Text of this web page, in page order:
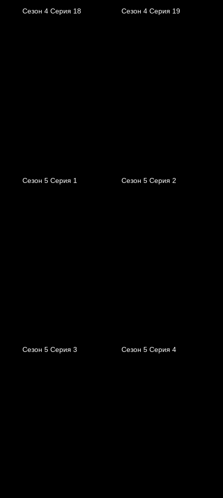
Сезон 4 Серия 18 Сезон 4 Серия 19
Сезон 5 Серия 1 Сезон 5 Серия 2
Сезон 5 Серия 3 Сезон 5 Серия 4